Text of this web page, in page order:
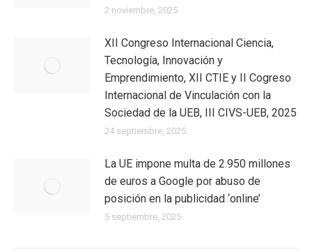
2 noviembre, 2025
XII Congreso Internacional Ciencia,
Tecnología, Innovación y
Emprendimiento, XII CTIE y II Cogreso
Internacional de Vinculación con la
Sociedad de la UEB, III CIVS-UEB, 2025
24 septiembre, 2025
La UE impone multa de 2.950 millones
de euros a Google por abuso de
posición en la publicidad ‘online’
5 septiembre, 2025